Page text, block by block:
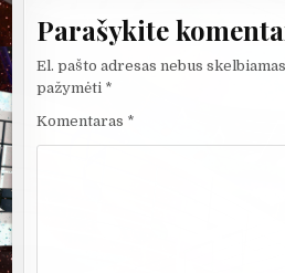
Parašykite
El. pašto adresas nebus
pažymėti *
Komentaras *